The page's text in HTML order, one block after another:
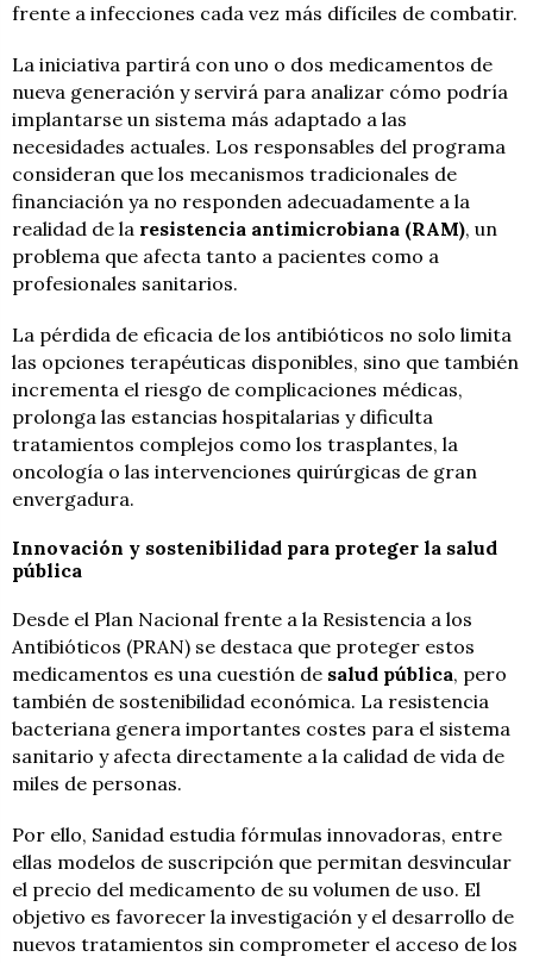
frente a infecciones cada vez más difíciles de combatir.
La iniciativa partirá con uno o dos medicamentos de
nueva generación y servirá para analizar cómo podría
implantarse un sistema más adaptado a las
necesidades actuales. Los responsables del programa
consideran que los mecanismos tradicionales de
financiación ya no responden adecuadamente a la
realidad de la resistencia antimicrobiana (RAM), un
problema que afecta tanto a pacientes como a
profesionales sanitarios.
La pérdida de eficacia de los antibióticos no solo limita
las opciones terapéuticas disponibles, sino que también
incrementa el riesgo de complicaciones médicas,
prolonga las estancias hospitalarias y dificulta
tratamientos complejos como los trasplantes, la
oncología o las intervenciones quirúrgicas de gran
envergadura.
Innovación y sostenibilidad para proteger la salud
pública
Desde el Plan Nacional frente a la Resistencia a los
Antibióticos (PRAN) se destaca que proteger estos
medicamentos es una cuestión de salud pública, pero
también de sostenibilidad económica. La resistencia
bacteriana genera importantes costes para el sistema
sanitario y afecta directamente a la calidad de vida de
miles de personas.
Por ello, Sanidad estudia fórmulas innovadoras, entre
ellas modelos de suscripción que permitan desvincular
el precio del medicamento de su volumen de uso. El
objetivo es favorecer la investigación y el desarrollo de
nuevos tratamientos sin comprometer el acceso de los